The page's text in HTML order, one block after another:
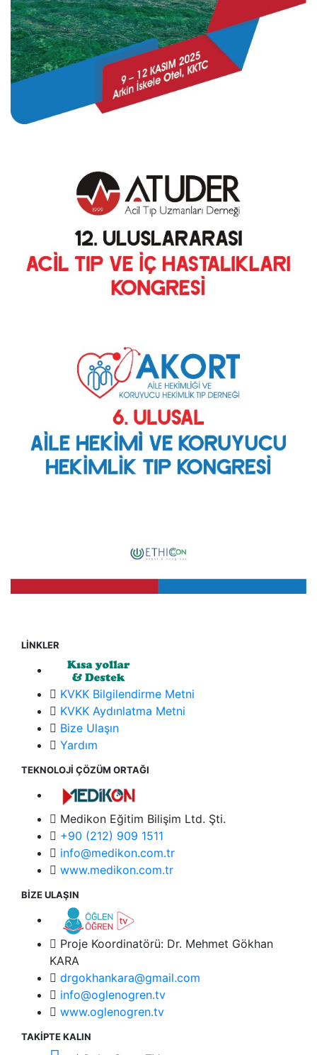
LİNKLER
KVKK Bilgilendirme Metni
KVKK Aydınlatma Metni
Bize Ulaşın
Yardım
TEKNOLOJİ ÇÖZÜM ORTAĞI
Medikon Eğitim Bilişim Ltd. Şti.
+90 (212) 909 1511
info@medikon.com.tr
www.medikon.com.tr
BİZE ULAŞIN
Proje Koordinatörü: Dr. Mehmet Gökhan
KARA
drgokhankara@gmail.com
info@oglenogren.tv
www.oglenogren.tv
TAKİPTE KALIN